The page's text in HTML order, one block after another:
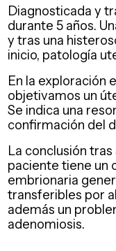
Diagnosticada y
durante 5 años.
y tras una
inicio, patología
En la exploración
objetivamos un
Se indica una
confirmación del
La conclusión
paciente tiene un
embrionaria
transferibles por
además un
adenomiosis.